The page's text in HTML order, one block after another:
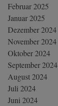
Februar 2025
Januar 2025
Dezember 2024
November 2024
Oktober 2024
September 2024
August 2024
Juli 2024
Juni 2024